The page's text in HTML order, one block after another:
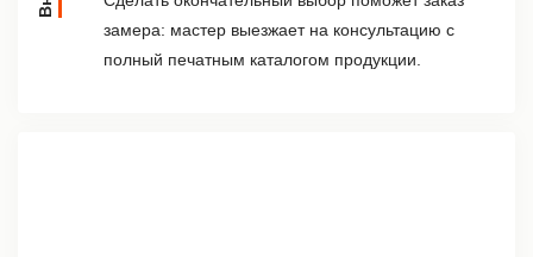
замера: мастер выезжает на консультацию с
полный печатным каталогом продукции.